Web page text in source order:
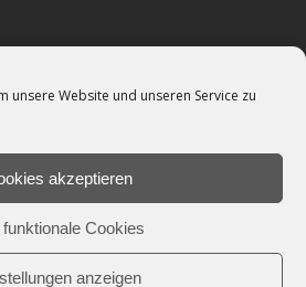
unsere Website und unseren Service zu
akzeptieren
funktionale Cookies
anzeigen